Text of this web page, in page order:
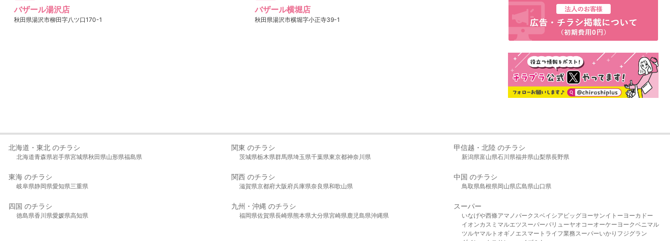
バザール湯沢店
秋田県湯沢市柳田字八ツ口170-1
バザール横堀店
秋田県湯沢市横堀字小正寺39-1
北海道・東北 のチラシ
北海道青森県岩手県宮城県秋田県山形県福島県
関東 のチラシ
茨城県栃木県群馬県埼玉県千葉県東京都神奈川県
甲信越・北陸 のチラシ
新潟県富山県石川県福井県山梨県長野県
東海 のチラシ
岐阜県静岡県愛知県三重県
関西 のチラシ
滋賀県京都府大阪府兵庫県奈良県和歌山県
中国 のチラシ
鳥取県島根県岡山県広島県山口県
四国 のチラシ
徳島県香川県愛媛県高知県
九州・沖縄 のチラシ
福岡県佐賀県長崎県熊本県大分県宮崎県 鹿児島県沖縄県
スーパー
いなげや西條アマノパークスベイシア ビッグヨーサンイトーヨーカドー
イオンカスミ マルエツ スーパーバリューヤオコーオーケー ヨークベニマル
ツルヤマルト オギノ エスマート ライフ業務スーパーいかり フジグラン